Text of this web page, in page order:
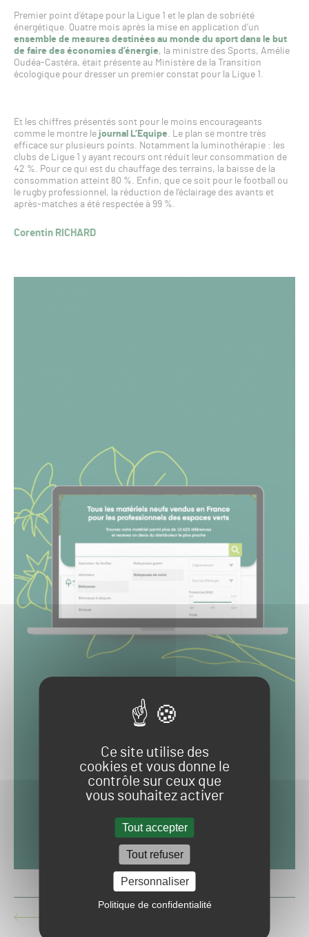
Ce site utilise des
cookies et vous donne le
contrôle sur ceux que
vous souhaitez activer
Tout accepter
Tout refuser
Personnaliser
Politique de confidentialité
Premier point d’étape pour la Ligue 1 et le plan de sobriété
énergétique. Quatre mois après la mise en application d’un
ensemble de mesures destinées au monde du sport dans le but
de faire des économies d’énergie, la ministre des Sports, Amélie
Oudéa-Castéra, était présente au Ministère de la Transition
écologique pour dresser un premier constat pour la Ligue 1.
Et les chiffres présentés sont pour le moins encourageants
comme le montre le journal L’Equipe . Le plan se montre très
efficace sur plusieurs points. Notamment la luminothérapie : les
clubs de Ligue 1 y ayant recours ont réduit leur consommation de
42 %. Pour ce qui est du chauffage des terrains, la baisse de la
consommation atteint 80 %. Enfin, que ce soit pour le football ou
le rugby professionnel, la réduction de l’éclairage des avants et
après-matches a été respectée à 99 %.
Corentin RICHARD
ARTICLE
PRÉCÉDENT :
JOURNÉE TECHNIQUE SFG : LE REPLAY DES TABLES